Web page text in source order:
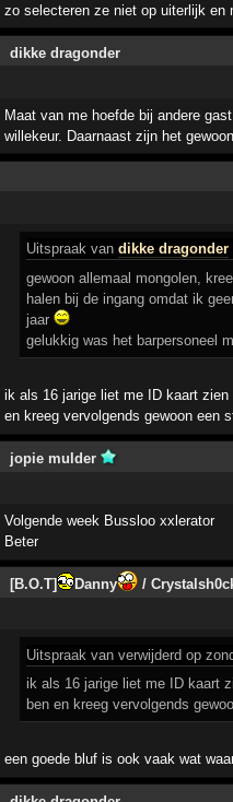
zo selecteren ze niet op uiterlijk en
dikke dragonder
Maat van me hoefde bij andere
willekeur. Daarnaast zijn het
Uitspraak vandikke dragonder
gewoon allemaal mongolen,
halen bij de ingang omdat ik
jaar
gelukkig was het barpersoneel
ik als 16 jarige liet me ID kaart
en kreeg vervolgends gewoon een
jopie mulder
Volgende week Bussloo xxlerator
Beter
[B.O.T] Danny
/
Uitspraak van verwijderd op
ik als 16 jarige liet me ID kaart
ben en kreeg vervolgends
een goede bluf is ook vaak wat